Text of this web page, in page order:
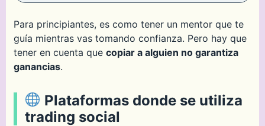
Para principiantes, es como tener un mentor que te
guía mientras vas tomando confianza. Pero hay que
tener en cuenta que copiar a alguien no garantiza
ganancias.
Plataformas donde se utiliza
trading social